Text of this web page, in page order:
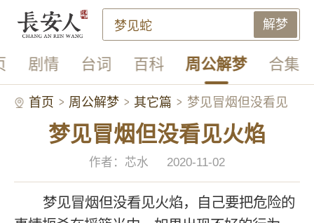
解梦
剧情 台词 百科 周公解梦 合集
首页 周公解梦 其它篇 梦见冒烟但没看见
火焰
梦见冒烟但没看见火焰
作者：芯水 2020-11-02
梦见冒烟但没看见火焰，自己要把危险的